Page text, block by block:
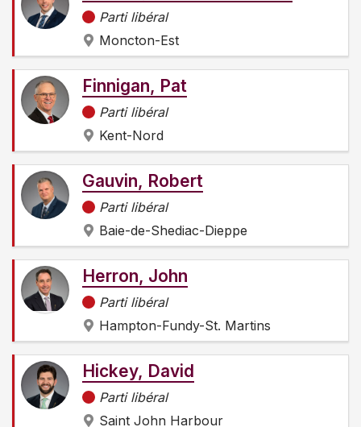
Parti libéral
Moncton-Est
Finnigan, Pat
Parti libéral
Kent-Nord
Gauvin, Robert
Parti libéral
Baie-de-Shediac-Dieppe
Herron, John
Parti libéral
Hampton-Fundy-St. Martins
Hickey, David
Parti libéral
Saint John Harbour